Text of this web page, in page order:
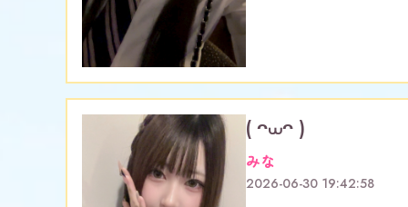
( ᴖ⩊ᴖ )
みな
2026-06-30 19:42:58